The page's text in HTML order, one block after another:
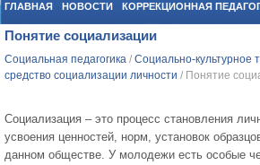
ГЛАВНАЯ НОВОСТИ КОРРЕКЦИОННАЯ
СОЦИАЛЬНАЯ ПЕДАГОГИКА УЧЕБНЫЕ
Понятие социализации
Социальная педагогика / Социально-культурное
средство социализации личности / Понятие
Социализация – это процесс становления
усвоения ценностей, норм, установок
данном обществе. У молодежи есть особые